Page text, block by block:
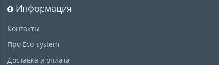
Информация
Контакты
Про Eco-system
Доставка и оплата